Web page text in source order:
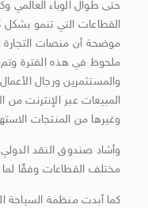
حتى طوال الوباء العالمي
القطاعات التي تنمو
موضحة أن منصات
ملحوظ في هذه الفترة
والمستثمرين ورجال
المبيعات عبر الإنترنت من
وغيرها من المنتجات
وأشاد صندوق النقد
مختلف القطاعات وفقًا لما
كما أبدت منظمة السياحة